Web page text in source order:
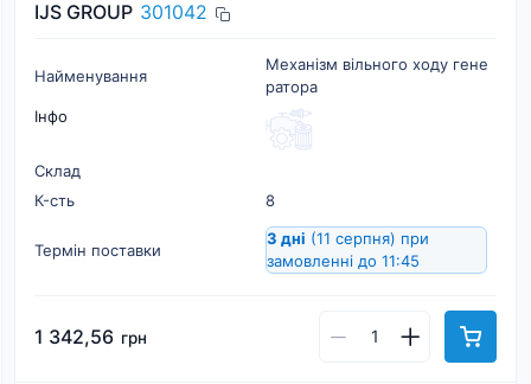
IJS GROUP 301042
Найменування
Механізм вільного ходу гене
ратора
Інфо
Склад
К-cть
8
Термін поставки
3 дні (11 серпня) при
замовленні до 11:45
1 342,56 грн